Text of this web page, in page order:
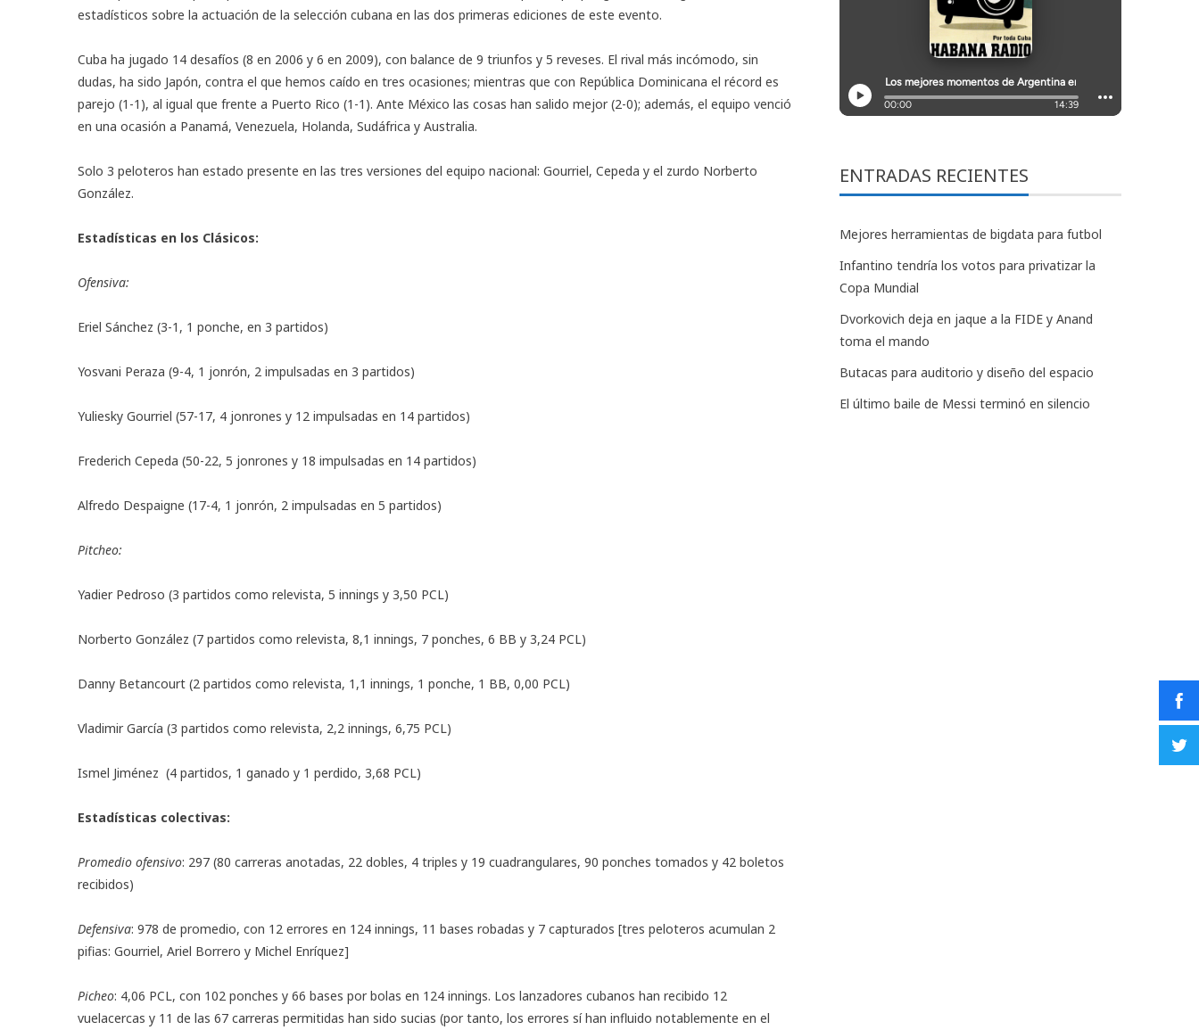
estadísticos sobre la actuación de la selección cubana en las dos primeras ediciones de este evento.
Cuba ha jugado 14 desafíos (8 en 2006 y 6 en 2009), con balance de 9 triunfos y 5 reveses. El rival más incómodo, sin
dudas, ha sido Japón, contra el que hemos caído en tres ocasiones; mientras que con República Dominicana el récord es
parejo (1-1), al igual que frente a Puerto Rico (1-1). Ante México las cosas han salido mejor (2-0); además, el equipo venció
en una ocasión a Panamá, Venezuela, Holanda, Sudáfrica y Australia.
Solo 3 peloteros han estado presente en las tres versiones del equipo nacional: Gourriel, Cepeda y el zurdo Norberto
González.
Estadísticas en los Clásicos:
Ofensiva:
Eriel Sánchez (3-1, 1 ponche, en 3 partidos)
Yosvani Peraza (9-4, 1 jonrón, 2 impulsadas en 3 partidos)
Yuliesky Gourriel (57-17, 4 jonrones y 12 impulsadas en 14 partidos)
Frederich Cepeda (50-22, 5 jonrones y 18 impulsadas en 14 partidos)
Alfredo Despaigne (17-4, 1 jonrón, 2 impulsadas en 5 partidos)
Pitcheo:
Yadier Pedroso (3 partidos como relevista, 5 innings y 3,50 PCL)
Norberto González (7 partidos como relevista, 8,1 innings, 7 ponches, 6 BB y 3,24 PCL)
Danny Betancourt (2 partidos como relevista, 1,1 innings, 1 ponche, 1 BB, 0,00 PCL)
Vladimir García (3 partidos como relevista, 2,2 innings, 6,75 PCL)
Ismel Jiménez (4 partidos, 1 ganado y 1 perdido, 3,68 PCL)
Estadísticas colectivas:
Promedio ofensivo: 297 (80 carreras anotadas, 22 dobles, 4 triples y 19 cuadrangulares, 90 ponches tomados y 42 boletos
recibidos)
Defensiva: 978 de promedio, con 12 errores en 124 innings, 11 bases robadas y 7 capturados [tres peloteros acumulan 2
pifias: Gourriel, Ariel Borrero y Michel Enríquez]
Picheo: 4,06 PCL, con 102 ponches y 66 bases por bolas en 124 innings. Los lanzadores cubanos han recibido 12
vuelacercas y 11 de las 67 carreras permitidas han sido sucias (por tanto, los errores sí han influido notablemente en el
ENTRADAS RECIENTES
Mejores herramientas de bigdata para futbol
Infantino tendría los votos para privatizar la
Copa Mundial
Dvorkovich deja en jaque a la FIDE y Anand
toma el mando
Butacas para auditorio y diseño del espacio
El último baile de Messi terminó en silencio